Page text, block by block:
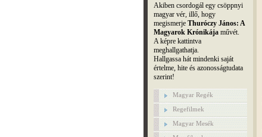
Akiben csordogál egy csöppnyi
magyar vér, illő, hogy
megismerje Thuróczy János: A
Magyarok Krónikájaművét.
A képre kattintva
meghallgathatja.
Hallgassa hát mindenki saját
értelme, hite és azonosságtudata
szerint!
Magyar Regék
Regefilmek
Magyar Mesék